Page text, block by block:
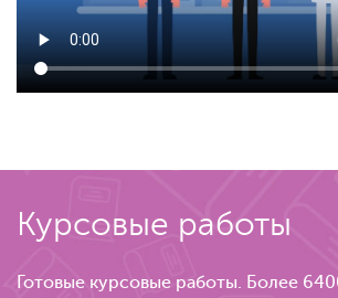
Курсовые работы
Готовые курсовые работы. Более